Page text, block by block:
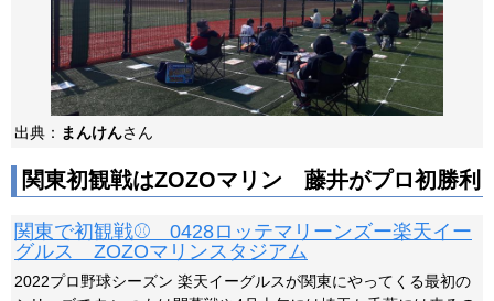
出典： まんけんさん
関東初観戦はZOZOマリン 藤井がプロ初勝利
関東で初観戦⚾ 0428ロッテマリーンズー楽天イー
グルス ZOZOマリンスタジアム
2022プロ野球シーズン 楽天イーグルスが関東にやってくる最初の